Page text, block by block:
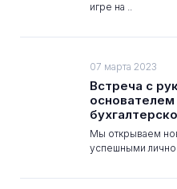
игре на ..
07 марта 2023
Встреча с
основателем
Мы открываем
успешными